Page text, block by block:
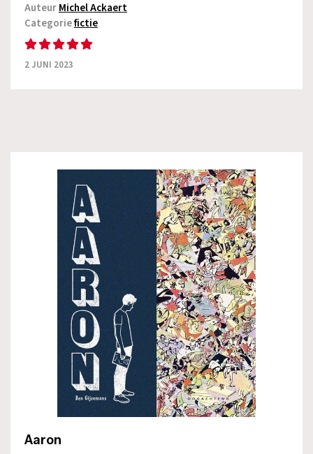
AuteurMichel Ackaert
Categoriefictie
2 JUNI 2023
Aaron